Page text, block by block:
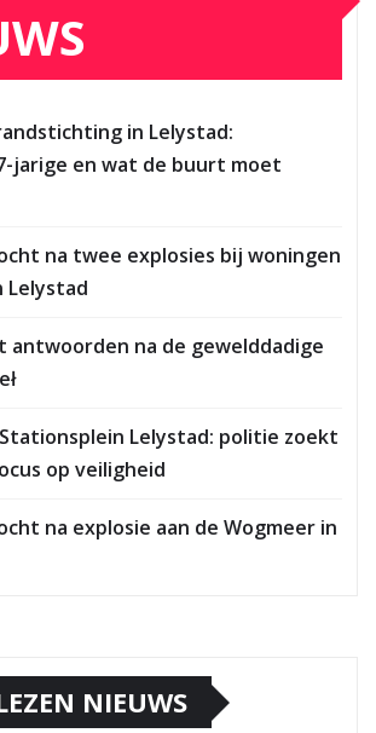
in Lelystad:
jarige en wat de buurt moet
na twee explosies bij woningen
Lelystad
antwoorden na de gewelddadige
Lelystad: politie zoekt
op veiligheid
na explosie aan de Wogmeer in
NIEUWS